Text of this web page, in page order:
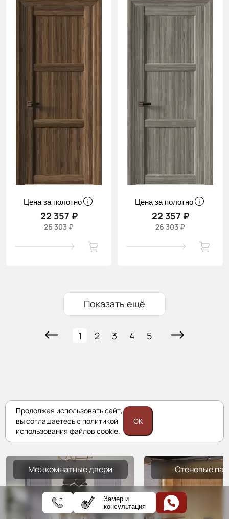
Цена за полотно
22 357 ₽
26 303 ₽
Цена за полотно
22 357 ₽
26 303 ₽
Показать ещё
1 2 3 4 5
Комплексные решения
Porta prima
Межкомнатные двери Стеновые
Замер и
консультация
Продолжая использовать сайт,
вы соглашаетесь с политикой
использования файлов cookie.
OK